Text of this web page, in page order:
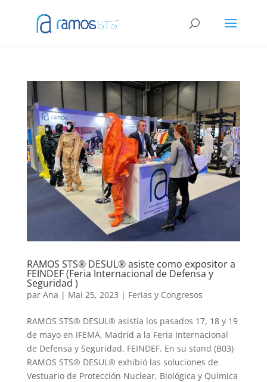
RAMOS STS® DESUL® asiste como expositor a
FEINDEF (Feria Internacional de Defensa y
Seguridad )
par Ana | Mai 25, 2023 | Ferias y Congresos
RAMOS STS® DESUL® asistía los pasados 17, 18 y 19
de mayo en IFEMA, Madrid a la Feria Internacional
de Defensa y Seguridad, FEINDEF. En su stand (B03)
RAMOS STS® DESUL® exhibió las soluciones de
Vestuario de Protección Nuclear, Biológica y Química